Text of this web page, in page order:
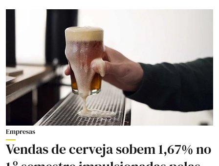
Empresas
Vendas de cerveja sobem 1,67% no